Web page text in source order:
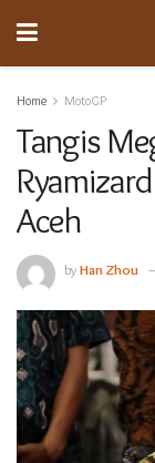
Home MotoGP
Tangis
Aceh
byHan Zhou